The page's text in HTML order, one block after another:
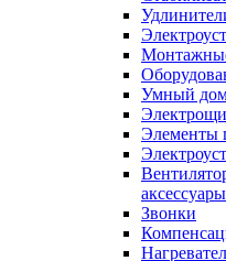
Умный
Элементы
аксессуары
Звонки